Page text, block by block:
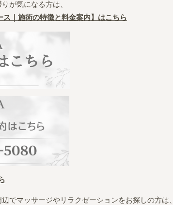
が気になる方は、
｜施術の特徴と料金案内】はこちら
でマッサージやリラクゼーションをお探しの方は、